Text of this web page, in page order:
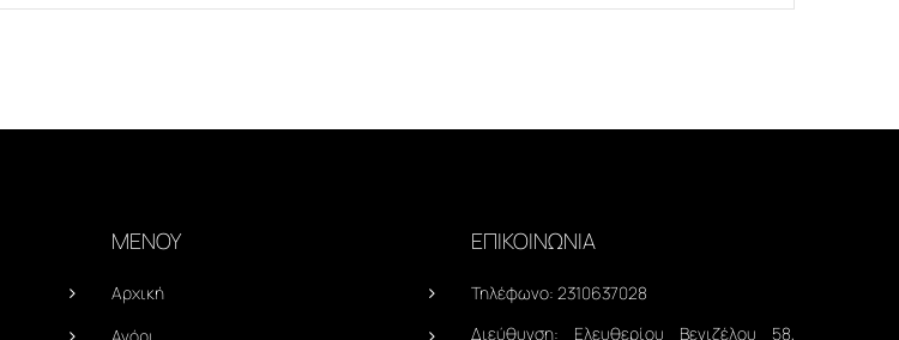
ΜΕΝΟΥ
Αρχική
ΕΠΙΚΟΙΝΩΝΙΑ
Τηλέφωνο: 2310637028
Διεύθυνση: Ελευθερίου Βενιζέλου 58,